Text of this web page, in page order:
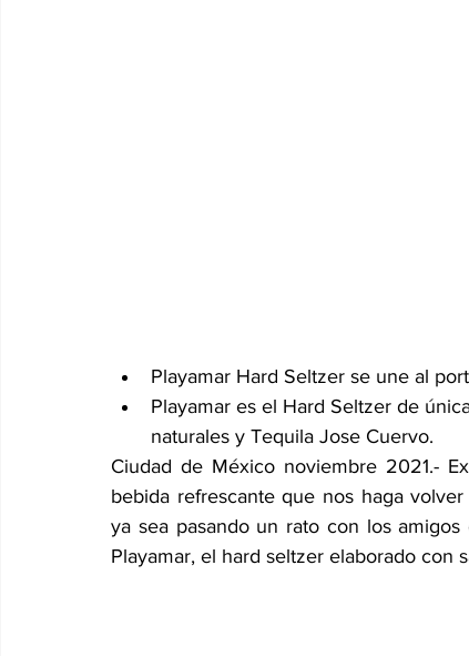
Playamar Hard Seltzer se une al
Playamar es el Hard Seltzer de
naturales y Tequila Jose Cuervo.
Ciudad de México noviembre 2021.-
bebida refrescante que nos haga
ya sea pasando un rato con los
Playamar, el hard seltzer elaborado con